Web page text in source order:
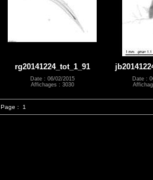
rg20141224_tot_1_91
Date : 06/02/2015
Affichages : 3030
Date :
Page : 1